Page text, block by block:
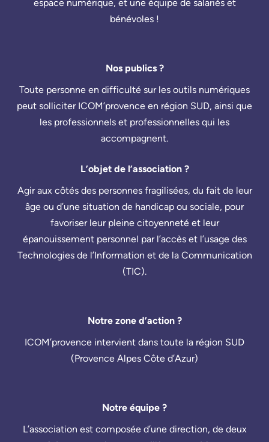
espace numérique, et une équipe de salariés et
bénévoles !
Nos publics ?
Toute personne en difficulté sur les outils numériques
peut solliciter ICOM’provence en région SUD, ainsi que
les professionnels et professionnelles qui les
accompagnent.
L’objet de l’association ?
Agir aux côtés des personnes fragilisées, du fait de leur
âge ou d’une situation de handicap ou sociale, pour
favoriser leur pleine citoyenneté et leur
épanouissement personnel par l’accès et l’usage des
Technologies de l’Information et de la Communication
(TIC).
Notre zone d’action ?
ICOM’provence intervient dans toute la région SUD
(Provence Alpes Côte d’Azur)
Notre équipe ?
L’association est composée d’une direction, de deux